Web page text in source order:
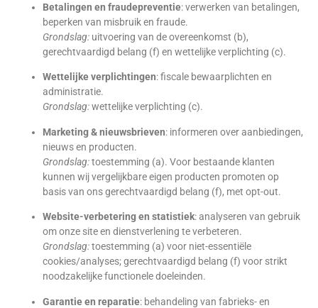
Betalingen en fraudepreventie: verwerken van betalingen,
beperken van misbruik en fraude.
Grondslag: uitvoering van de overeenkomst (b),
gerechtvaardigd belang (f) en wettelijke verplichting (c).
Wettelijke verplichtingen: fiscale bewaarplichten en
administratie.
Grondslag:wettelijke verplichting (c).
Marketing & nieuwsbrieven: informeren over aanbiedingen,
nieuws en producten.
Grondslag:toestemming (a). Voor bestaande klanten
kunnen wij vergelijkbare eigen producten promoten op
basis van ons gerechtvaardigd belang (f), met opt-out.
Website-verbetering en statistiek: analyseren van gebruik
om onze site en dienstverlening te verbeteren.
Grondslag:toestemming (a) voor niet-essentiële
cookies/analyses; gerechtvaardigd belang (f) voor strikt
noodzakelijke functionele doeleinden.
Garantie en reparatie: behandeling van fabrieks- en